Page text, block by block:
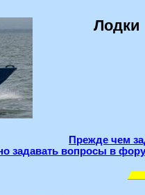
Лодки
Прежде чем
задавать вопросы в